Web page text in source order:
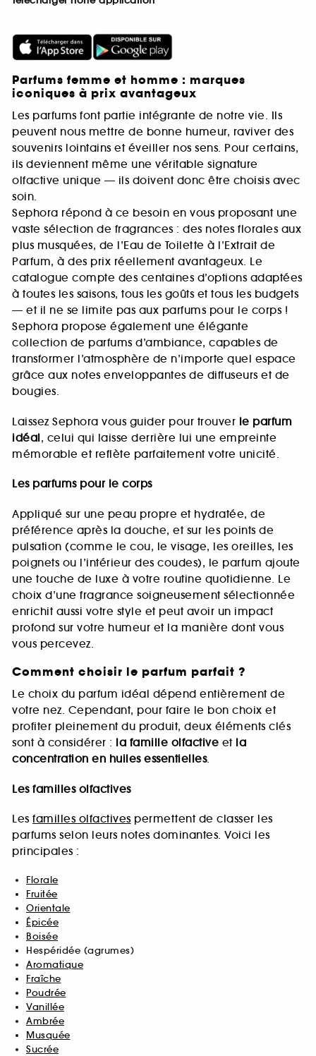
Parfums femme et homme : marques
iconiques à prix avantageux
Les parfums font partie intégrante de notre vie. Ils
peuvent nous mettre de bonne humeur, raviver des
souvenirs lointains et éveiller nos sens. Pour certains,
ils deviennent même une véritable signature
olfactive unique — ils doivent donc être choisis avec
soin.
Sephora répond à ce besoin en vous proposant une
vaste sélection de fragrances : des notes florales aux
plus musquées, de l’Eau de Toilette à l’Extrait de
Parfum, à des prix réellement avantageux. Le
catalogue compte des centaines d’options adaptées
à toutes les saisons, tous les goûts et tous les budgets
— et il ne se limite pas aux parfums pour le corps !
Sephora propose également une élégante
collection de parfums d’ambiance, capables de
transformer l’atmosphère de n’importe quel espace
grâce aux notes enveloppantes de diffuseurs et de
bougies.
Laissez Sephora vous guider pour trouver le parfum
idéal, celui qui laisse derrière lui une empreinte
mémorable et reflète parfaitement votre unicité.
Les parfums pour le corps
Appliqué sur une peau propre et hydratée, de
préférence après la douche, et sur les points de
pulsation (comme le cou, le visage, les oreilles, les
poignets ou l’intérieur des coudes), le parfum ajoute
une touche de luxe à votre routine quotidienne. Le
choix d’une fragrance soigneusement sélectionnée
enrichit aussi votre style et peut avoir un impact
profond sur votre humeur et la manière dont vous
vous percevez.
Comment choisir le parfum parfait ?
Le choix du parfum idéal dépend entièrement de
votre nez. Cependant, pour faire le bon choix et
profiter pleinement du produit, deux éléments clés
sont à considérer : la famille olfactive et la
concentration en huiles essentielles.
Les familles olfactives
Les familles olfactives permettent de classer les
parfums selon leurs notes dominantes. Voici les
principales :
Florale
Fruitée
Orientale
Épicée
Boisée
Hespéridée (agrumes)
Aromatique
Fraîche
Poudrée
Vanillée
Ambrée
Musquée
Sucrée